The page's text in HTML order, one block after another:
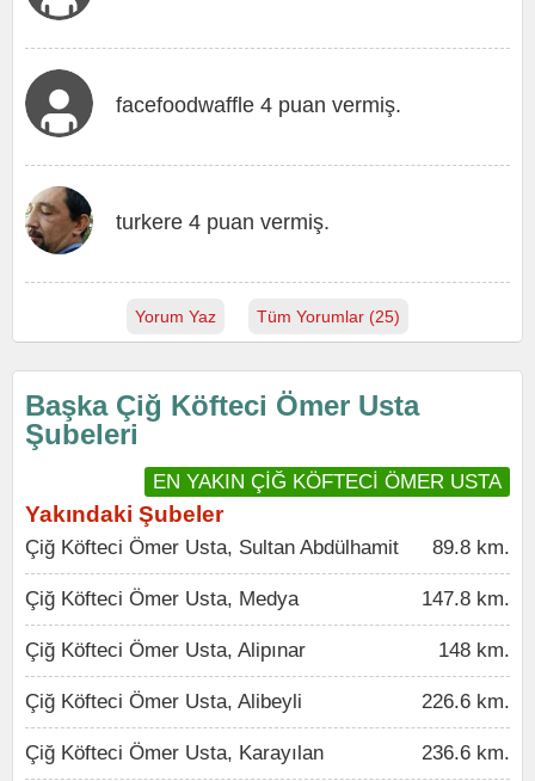
facefoodwaffle 4 puan vermiş.
turkere 4 puan vermiş.
Yorum Yaz Tüm Yorumlar (25)
Başka Çiğ Köfteci Ömer Usta
Şubeleri
EN YAKIN ÇİĞ KÖFTECİ ÖMER USTA
Yakındaki Şubeler
Çiğ Köfteci Ömer Usta, Sultan Abdülhamit 89.8 km.
Çiğ Köfteci Ömer Usta, Medya 147.8 km.
Çiğ Köfteci Ömer Usta, Alipınar 148 km.
Çiğ Köfteci Ömer Usta, Alibeyli 226.6 km.
Çiğ Köfteci Ömer Usta, Karayılan 236.6 km.